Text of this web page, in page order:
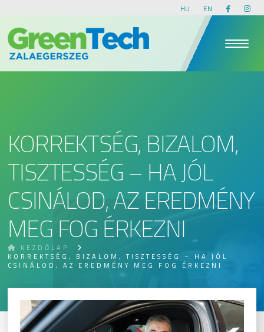
HU EN
KORREKTSÉG, BIZALOM,
TISZTESSÉG – HA JÓL
CSINÁLOD, AZ EREDMÉNY
MEG FOG ÉRKEZNI
KEZDŐLAP
KORREKTSÉG, BIZALOM, TISZTESSÉG – HA JÓL
CSINÁLOD, AZ EREDMÉNY MEG FOG ÉRKEZNI